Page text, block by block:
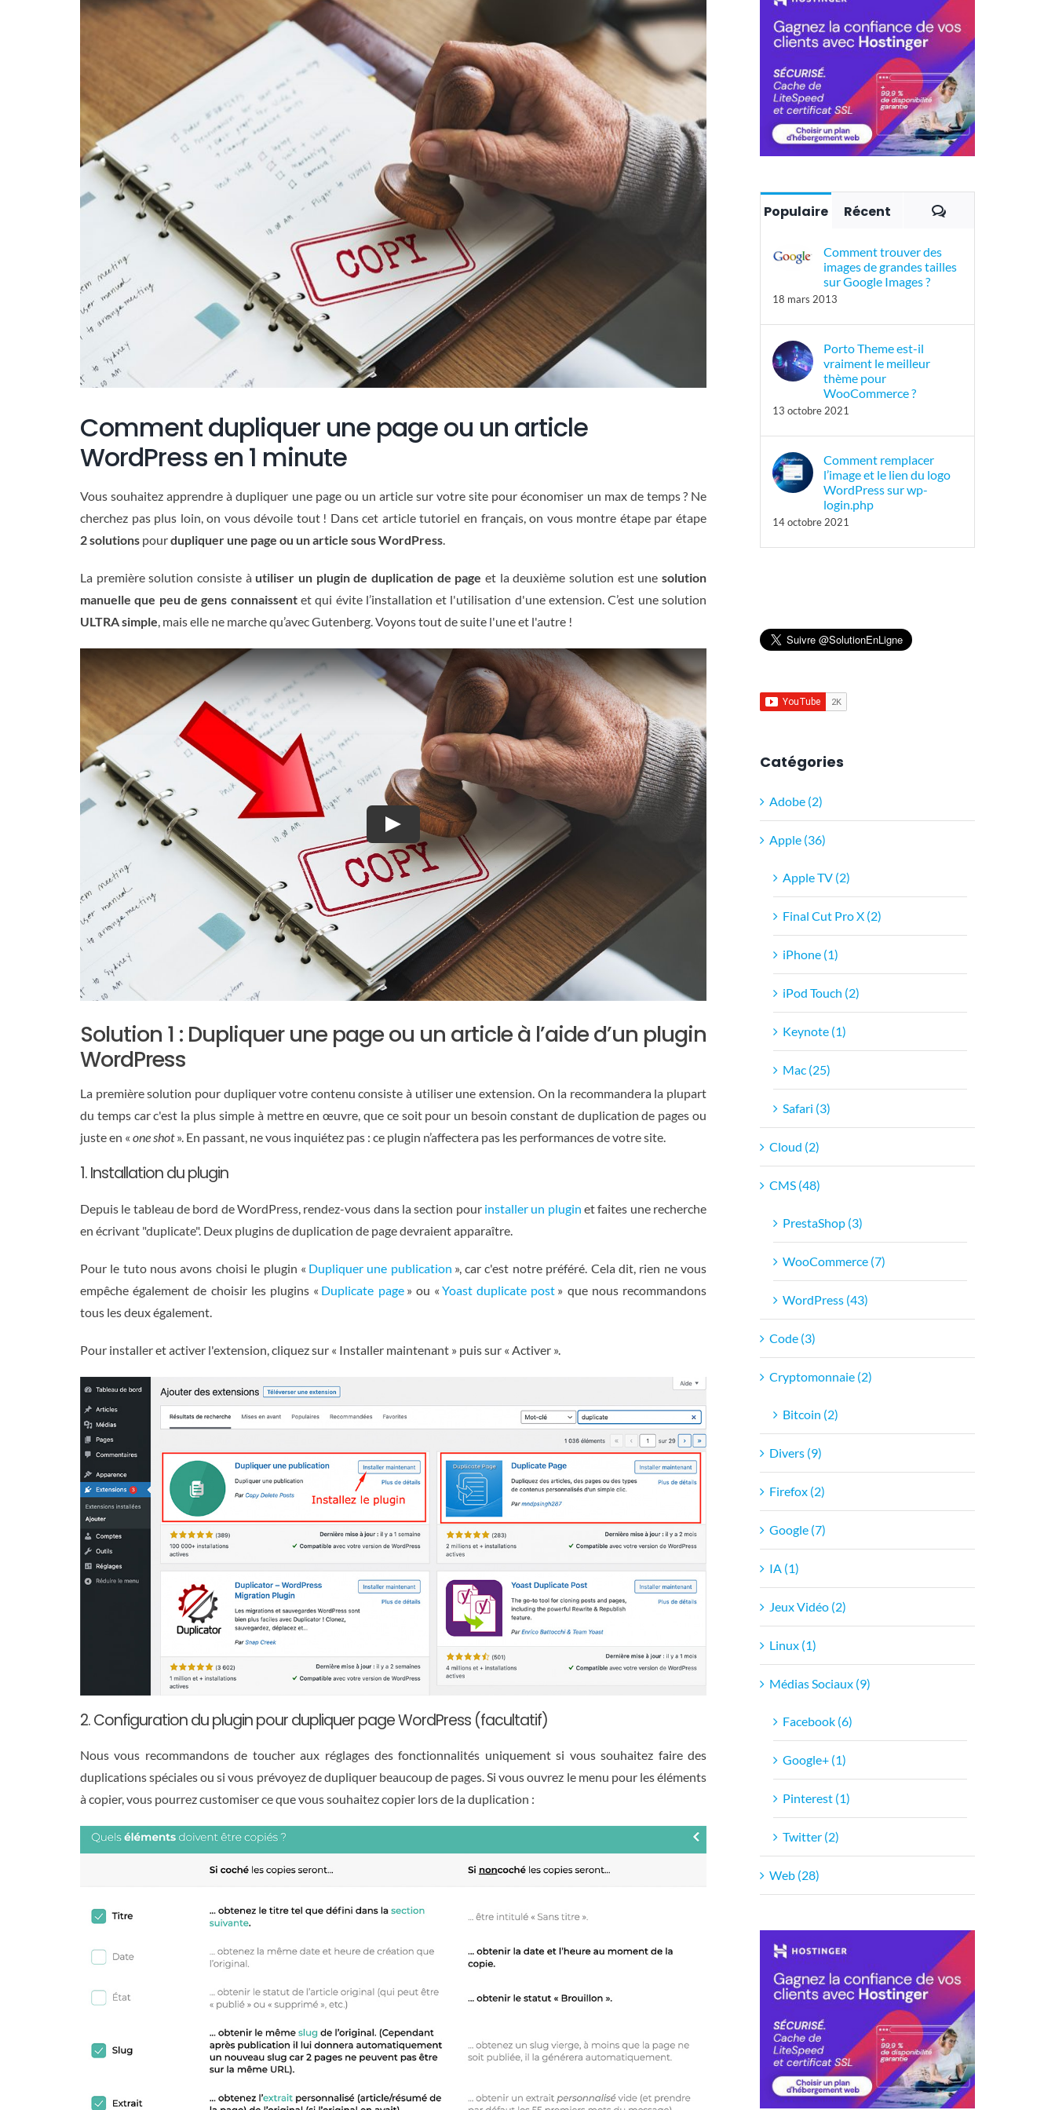
l'image
Comment dupliquer une page ou un article
WordPress en 1 minute
Vous souhaitez apprendre à dupliquer une page ou un article sur votre site pour économiser un max de temps ? Ne
cherchez pas plus loin, on vous dévoile tout ! Dans cet article tutoriel en français, on vous montre étape par étape
2 solutions pourdupliquer une page ou un article sous WordPress
La première solution consiste à utiliser un plugin de duplication de page et la deuxième solution est unesolution
manuelle que peu de gens connaissentet qui évite l’installation et l'utilisation d'une extension. C’est une solution
ULTRA simple , mais elle ne marche qu’avec Gutenberg. Voyons tout de suite l'une et l'autre !
Solution 1 : Dupliquer une page ou un article à l’aide d’un plugin
WordPress
La première solution pour dupliquer votre contenu consiste à utiliser une extension. On la recommandera la plupart
du temps car c'est la plus simple à mettre en œuvre, que ce soit pour un besoin constant de duplication de pages ou
juste en « one shot». En passant, ne vous inquiétez pas : ce plugin n’affectera pas les performances de votre site.
1. Installation du plugin
Depuis le tableau de bord de WordPress, rendez-vous dans la section pour installer un plugin et faites une recherche
en écrivant "duplicate". Deux plugins de duplication de page devraient apparaître.
Pour le tuto nous avons choisi le plugin « Dupliquer une publication », car c'est notre préféré. Cela dit, rien ne vous
empêche également de choisir les plugins « Duplicate page» ou « Yoast duplicate post » que nous recommandons
tous les deux également.
Pour installer et activer l'extension, cliquez sur « Installer maintenant » puis sur « Activer ».
2. Configuration du plugin pour dupliquer page WordPress (facultatif)
Nous vous recommandons de toucher aux réglages des fonctionnalités uniquement si vous souhaitez faire des
duplications spéciales ou si vous prévoyez de dupliquer beaucoup de pages. Si vous ouvrez le menu pour les éléments
à copier, vous pourrez customiser ce que vous souhaitez copier lors de la duplication :
Populaire Récent Commentaires
Comment trouver des
images de grandes tailles
sur Google Images ?
18 mars 2013
Porto Theme est-il
vraiment le meilleur
thème pour
WooCommerce ?
13 octobre 2021
Comment remplacer
l’image et le lien du logo
WordPress sur wp-
login.php
14 octobre 2021
Catégories
Adobe (2)
Apple (36)
Apple TV (2)
Final Cut Pro X (2)
iPhone (1)
iPod Touch (2)
Keynote (1)
Mac (25)
Safari (3)
Cloud (2)
CMS (48)
PrestaShop (3)
WooCommerce (7)
WordPress (43)
Code (3)
Cryptomonnaie (2)
Bitcoin (2)
Divers (9)
Firefox (2)
Google (7)
IA (1)
Jeux Vidéo (2)
Linux (1)
Médias Sociaux (9)
Facebook (6)
Google+ (1)
Pinterest (1)
Twitter (2)
Web (28)